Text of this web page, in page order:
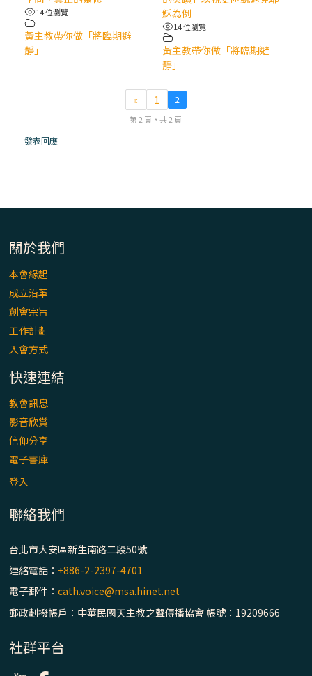
(8)黃敏正主教帶你做【將臨期避靜】—耶穌
降生成人與人同在＝「厄瑪努爾」
(7)黃敏正主教帶你做【將臨期避靜】—耶穌
降生人間，需要人的「接納」
「希望」 / 高雄玫瑰聖母聖殿主教座堂
救》通諭中的「希望」 / 花蓮美崙進教之佑
主教座堂(下)
14 位瀏覽
黃主教帶你做「將臨期避
靜」
穌為例
14 位瀏覽
黃主教帶你做「將臨期避
靜」
« 1 2
第 2 頁，共 2 頁
發表回應
關於我們
本會緣起
成立沿革
創會宗旨
工作計劃
入會方式
快速連結
教會訊息
影音欣賞
信仰分享
電子書庫
登入
聯絡我們
台北市大安區新生南路二段50號
連絡電話： +886-2-2397-4701
電子郵件：cath.voice@msa.hinet.net
郵政劃撥帳戶：中華民國天主教之聲傳播協會 帳號：19209666
社群平台